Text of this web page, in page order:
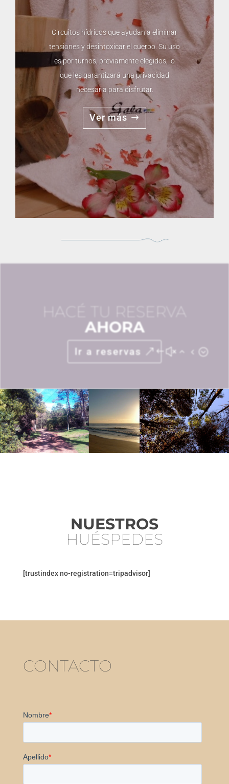
Circuitos hídricos que ayudan a eliminar
tensiones y desintoxicar el cuerpo. Su uso
es por turnos, previamente elegidos, lo
que les garantizará una privacidad
necesaria para disfrutar.
Ver más
HACÉ TU RESERVA
AHORA
Ir a reservas
NUESTROS
HUÉSPEDES
[trustindex no-registration=tripadvisor]
CONTACTO